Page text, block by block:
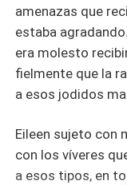
amenazas que
estaba
era molesto
fielmente que la
a esos jodidos
Eileen sujeto con
con los víveres
a esos tipos, en